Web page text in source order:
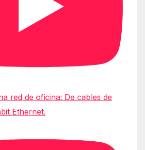
red de oficina: De cables de
Ethernet.